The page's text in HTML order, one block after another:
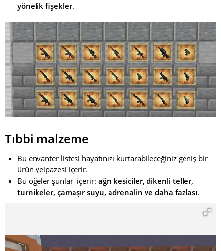
yönelik fişekler.
Tıbbi malzeme
Bu envanter listesi hayatınızı kurtarabileceğiniz geniş bir
ürün yelpazesi içerir.
Bu öğeler şunları içerir: ağrı kesiciler, dikenli teller,
turnikeler, çamaşır suyu, adrenalin ve daha fazlası.